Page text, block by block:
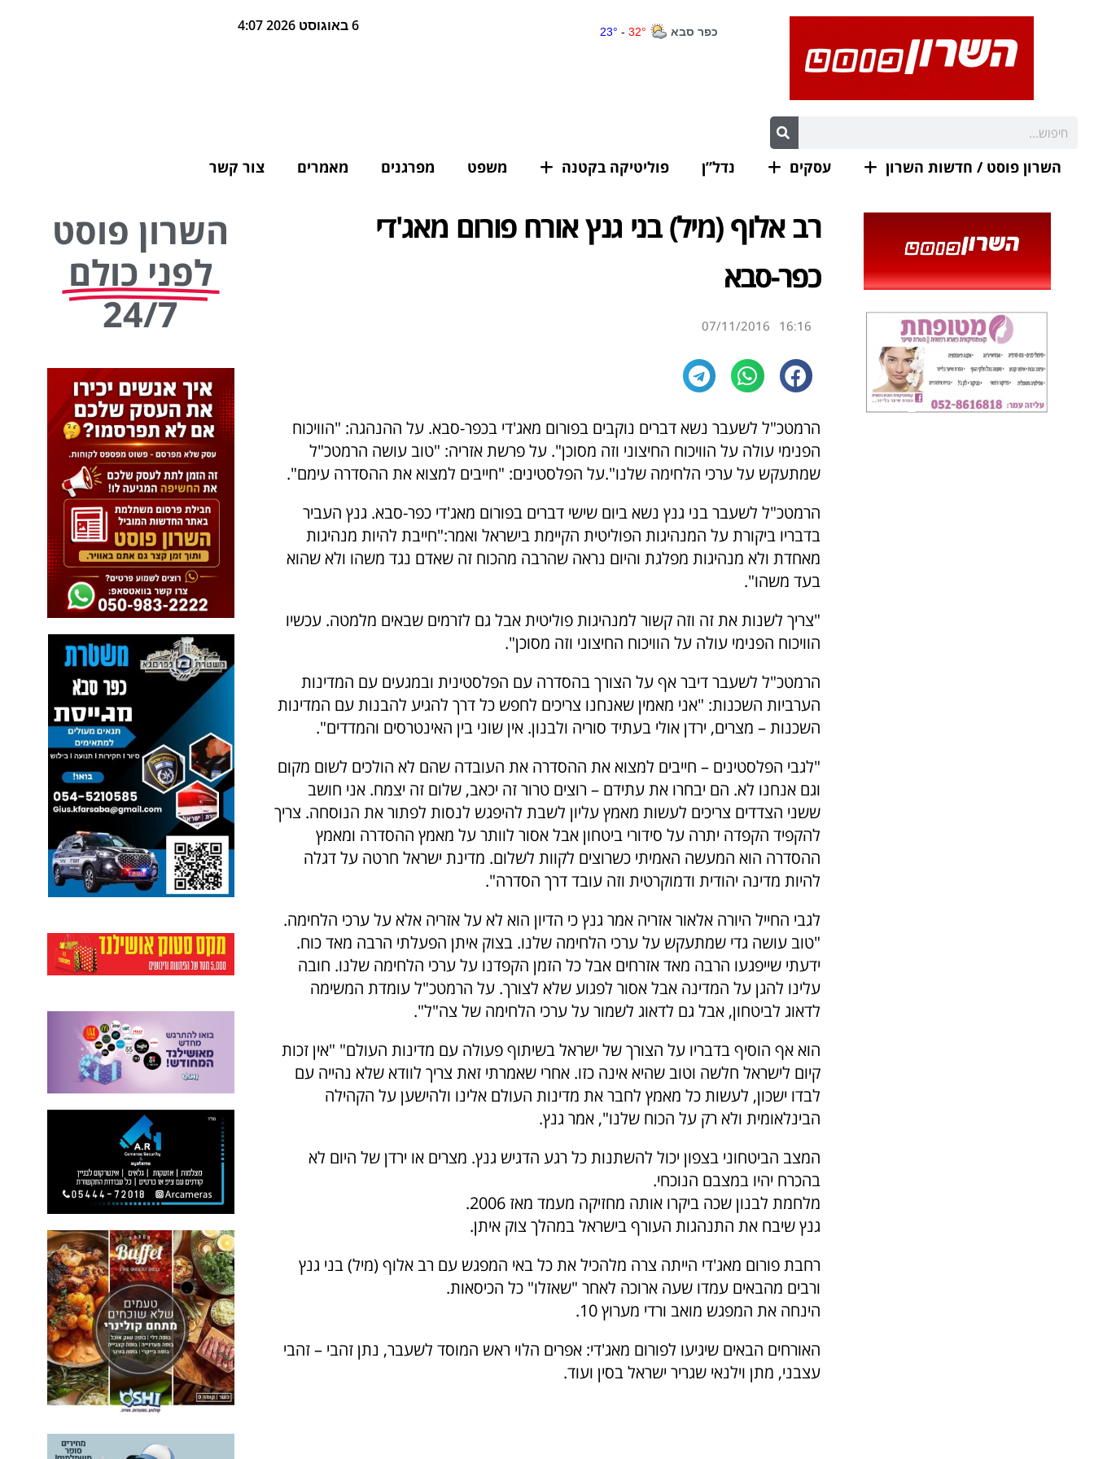
6 באוגוסט 2026 4:07
השרון פוסט / חדשות השרון עסקים נדל”ן פוליטיקה בקטנה משפט מפרגנים מאמרים צור קשר
רב אלוף (מיל) בני גנץ אורח פורום מאג'די
כפר-סבא
16:16
07/11/2016
הרמטכ"ל לשעבר נשא דברים נוקבים בפורום מאג'די בכפר-סבא. על ההנהגה: "הוויכוח
הפנימי עולה על הוויכוח החיצוני וזה מסוכן". על פרשת אזריה: "טוב עושה הרמטכ"ל
שמתעקש על ערכי הלחימה שלנו".על הפלסטינים: "חייבים למצוא את ההסדרה עימם".
הרמטכ"ל לשעבר בני גנץ נשא ביום שישי דברים בפורום מאג'די כפר-סבא. גנץ העביר
בדבריו ביקורת על המנהיגות הפוליטית הקיימת בישראל ואמר:"חייבת להיות מנהיגות
מאחדת ולא מנהיגות מפלגת והיום נראה שהרבה מהכוח זה שאדם נגד משהו ולא שהוא
בעד משהו".
"צריך לשנות את זה וזה קשור למנהיגות פוליטית אבל גם לזרמים שבאים מלמטה. עכשיו
הוויכוח הפנימי עולה על הוויכוח החיצוני וזה מסוכן".
הרמטכ"ל לשעבר דיבר אף על הצורך בהסדרה עם הפלסטינית ובמגעים עם המדינות
הערביות השכנות: "אני מאמין שאנחנו צריכים לחפש כל דרך להגיע להבנות עם המדינות
השכנות – מצרים, ירדן אולי בעתיד סוריה ולבנון. אין שוני בין האינטרסים והמדדים".
"לגבי הפלסטינים – חייבים למצוא את ההסדרה את העובדה שהם לא הולכים לשום מקום
וגם אנחנו לא. הם יבחרו את עתידם – רוצים טרור זה יכאב, שלום זה יצמח. אני חושב
ששני הצדדים צריכים לעשות מאמץ עליון לשבת להיפגש לנסות לפתור את הנוסחה. צריך
להקפיד הקפדה יתרה על סידורי ביטחון אבל אסור לוותר על מאמץ ההסדרה ומאמץ
ההסדרה הוא המעשה האמיתי כשרוצים לקוות לשלום. מדינת ישראל חרטה על דגלה
להיות מדינה יהודית ודמוקרטית וזה עובד דרך הסדרה".
לגבי החייל היורה אלאור אזריה אמר גנץ כי הדיון הוא לא על אזריה אלא על ערכי הלחימה.
"טוב עושה גדי שמתעקש על ערכי הלחימה שלנו. בצוק איתן הפעלתי הרבה מאד כוח.
ידעתי שייפגעו הרבה מאד אזרחים אבל כל הזמן הקפדנו על ערכי הלחימה שלנו. חובה
עלינו להגן על המדינה אבל אסור לפגוע שלא לצורך. על הרמטכ"ל עומדת המשימה
לדאוג לביטחון, אבל גם לדאוג לשמור על ערכי הלחימה של צה"ל".
הוא אף הוסיף בדבריו על הצורך של ישראל בשיתוף פעולה עם מדינות העולם" "אין זכות
קיום לישראל חלשה וטוב שהיא אינה כזו. אחרי שאמרתי זאת צריך לוודא שלא נהייה עם
לבדו ישכון, לעשות כל מאמץ לחבר את מדינות העולם אלינו ולהישען על הקהילה
הבינלאומית ולא רק על הכוח שלנו", אמר גנץ.
המצב הביטחוני בצפון יכול להשתנות כל רגע הדגיש גנץ. מצרים או ירדן של היום לא
בהכרח יהיו במצבם הנוכחי.
מלחמת לבנון שכה ביקרו אותה מחזיקה מעמד מאז 2006.
גנץ שיבח את התנהגות העורף בישראל במהלך צוק איתן.
רחבת פורום מאג'די הייתה צרה מלהכיל את כל באי המפגש עם רב אלוף (מיל) בני גנץ
ורבים מהבאים עמדו שעה ארוכה לאחר "שאזלו" כל הכיסאות.
הינחה את המפגש מואב ורדי מערוץ 10.
האורחים הבאים שיגיעו לפורום מאג'די: אפרים הלוי ראש המוסד לשעבר, נתן זהבי – זהבי
עצבני, מתן וילנאי שגריר ישראל בסין ועוד.
השרון פוסט
לפני כולם
24/7